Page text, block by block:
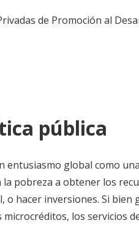
de Promoción al
pública
entusiasmo global como
pobreza a obtener los
o hacer inversiones. Si
microcréditos, los servicios